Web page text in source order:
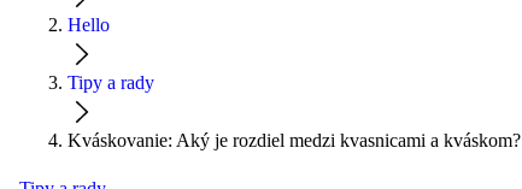
Hello
Tipy a rady
Kváskovanie: Aký je rozdiel medzi kvasnicami a kváskom?